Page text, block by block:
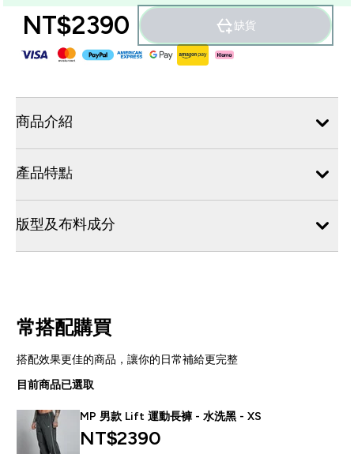
NT$2390‎ 缺貨
商品介紹
產品特點
版型及布料成分
常搭配購買
搭配效果更佳的商品，讓你的日常補給更完整
目前商品已選取
MP 男款 Lift 運動長褲 - 水洗黑 - XS
NT$2390‎